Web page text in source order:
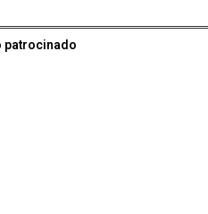
patrocinado